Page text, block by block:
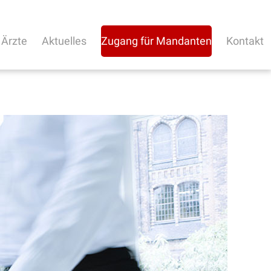
Aktuelles Zugang für Mandanten Kontakt